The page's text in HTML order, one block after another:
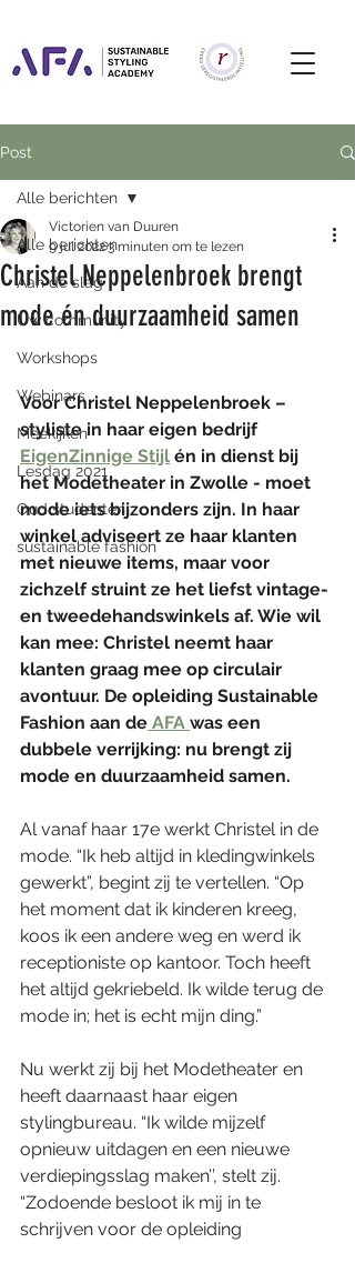
Post
Alle berichten
Aan de slag
Uw community
Workshops
Webinars
Meekijken
Lesdag 2021
Oud studenten
sustainable fashion
Alle berichten
Christel Neppelenbroek brengt
mode én duurzaamheid samen
Victorien van Duuren
9 jul 20223 minuten om te lezen
Voor Christel Neppelenbroek –
styliste in haar eigen bedrijf
EigenZinnige Stijl én in dienst bij
het Modetheater in Zwolle - moet
mode iets bijzonders zijn. In haar
winkel adviseert ze haar klanten
met nieuwe items, maar voor
zichzelf struint ze het liefst vintage-
en tweedehandswinkels af. Wie wil
kan mee: Christel neemt haar
klanten graag mee op circulair
avontuur. De opleiding Sustainable
Fashion aan de AFA was een
dubbele verrijking: nu brengt zij
mode en duurzaamheid samen.
Al vanaf haar 17e werkt Christel in de
mode. “Ik heb altijd in kledingwinkels
gewerkt”, begint zij te vertellen. “Op
het moment dat ik kinderen kreeg,
koos ik een andere weg en werd ik
receptioniste op kantoor. Toch heeft
het altijd gekriebeld. Ik wilde terug de
mode in; het is echt mijn ding.”
Nu werkt zij bij het Modetheater en
heeft daarnaast haar eigen
stylingbureau. “Ik wilde mijzelf
opnieuw uitdagen en een nieuwe
verdiepingsslag maken’’, stelt zij.
“Zodoende besloot ik mij in te
schrijven voor de opleiding